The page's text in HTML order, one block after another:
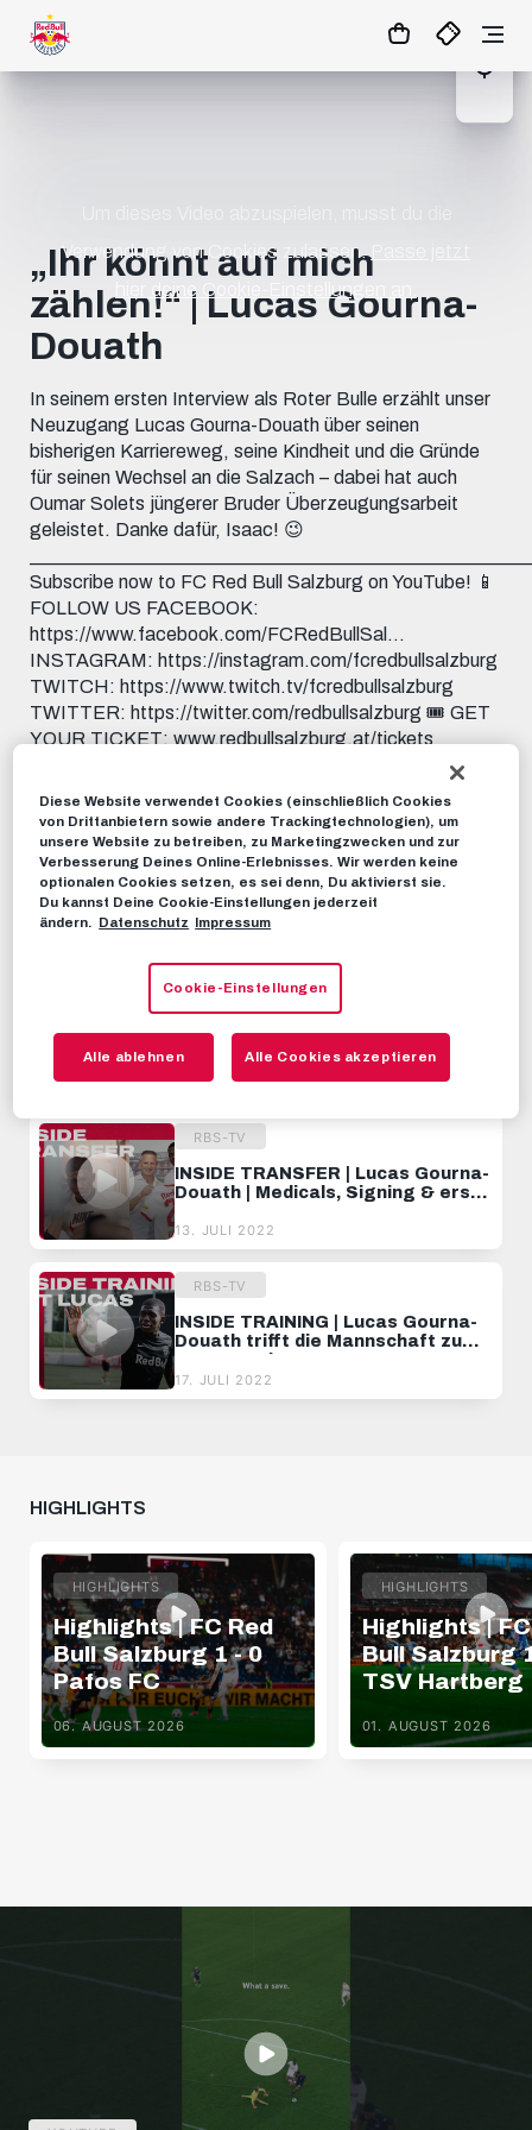
1:06:24 MATCHCENTER
Verwendung von Cookies zulassen.
hier deine Cookie-Einstellungen an.
„Ihr könnt auf mich
zählen!“ | Lucas Gourna-
Douath
In seinem ersten Interview als Roter Bulle erzählt unser
Neuzugang Lucas Gourna-Douath über seinen
bisherigen Karriereweg, seine Kindheit und die Gründe
für seinen Wechsel an die Salzach – dabei hat auch
Oumar Solets jüngerer Bruder Überzeugungsarbeit
geleistet. Danke dafür, Isaac! 😉
Subscribe now to FC Red Bull Salzburg on YouTube! 📱
FOLLOW US FACEBOOK:
https://www.facebook.com/FCRedBullSal...
INSTAGRAM: https://instagram.com/fcredbullsalzburg
TWITCH: https://www.twitch.tv/fcredbullsalzburg
TWITTER: https://twitter.com/redbullsalzburg 🎟️ GET
YOUR TICKET: www.redbullsalzburg.at/tickets
Dieses Video teilen:
Tweet
EMPFOHLENE VIDEOS
RBS-TV
Lucas Gourna-Douath im Interview
14. JULI 2022
RBS-TV
INSIDE TRANSFER | Lucas Gourna-
Douath | Medicals, Signing & erste
13. JULI 2022
RBS-TV
INSIDE TRAINING | Lucas Gourna-
Douath trifft die Mannschaft zum
ersten Mal
17. JULI 2022
HIGHLIGHTS
HIGHLIGHTS
Highlights | FC Red
Bull Salzburg 1 - 0
Pafos FC
06. AUGUST 2026
HIGHLIGHTS
Highlights |
Bull Salzburg
TSV Hartberg
01. AUGUST 2026
Diese Website verwendet Cookies (einschließlich Cookies
von Drittanbietern sowie andere Trackingtechnologien), um
unsere Website zu betreiben, zu Marketingzwecken und zur
Verbesserung Deines Online-Erlebnisses. Wir werden keine
optionalen Cookies setzen, es sei denn, Du aktivierst sie.
Du kannst Deine Cookie-Einstellungen jederzeit
ändern. Datenschutz Impressum
Cookie-Einstellungen
Alle ablehnen Alle Cookies akzeptieren